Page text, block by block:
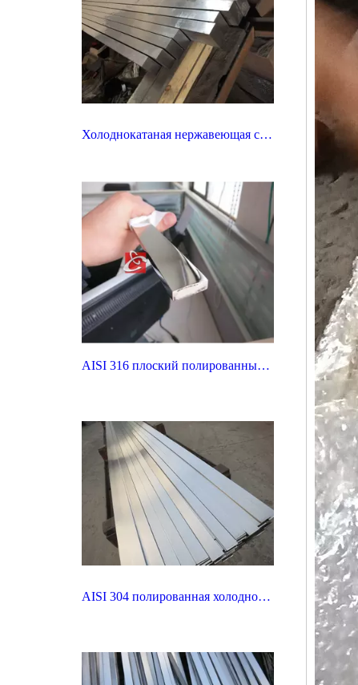
Холоднокатаная нержавеющая сталь
AISI 316 плоский полированный нержавеющая сталь
AISI 304 полированная холоднокатаная нержавеющая сталь